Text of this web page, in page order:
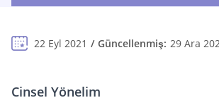
22 Eyl 2021 Güncellenmiş: 29 Ara
Cinsel Yönelim